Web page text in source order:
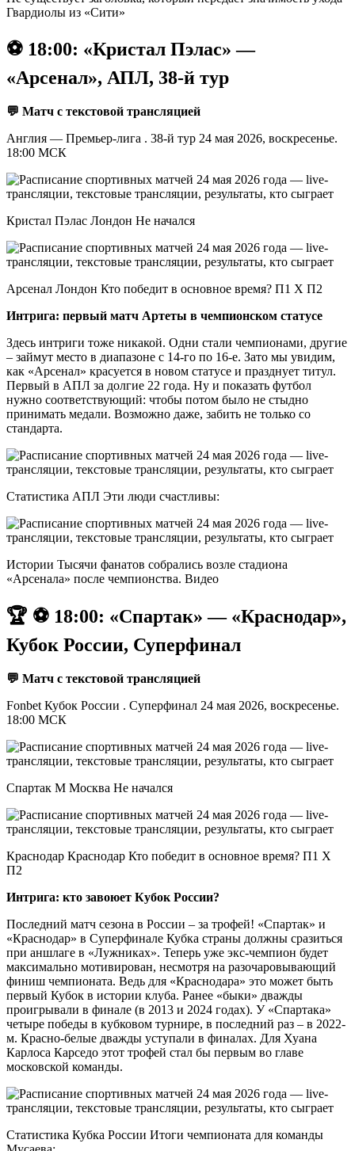
Гвардиолы из «Сити»
⚽️ 18:00: «Кристал Пэлас» —
«Арсенал», АПЛ, 38-й тур
💬 Матч с текстовой трансляцией
Англия — Премьер-лига . 38-й тур 24 мая 2026, воскресенье.
18:00 МСК
Кристал Пэлас Лондон Не начался
Арсенал Лондон Кто победит в основное время? П1 X П2
Интрига: первый матч Артеты в чемпионском статусе
Здесь интриги тоже никакой. Одни стали чемпионами, другие
– займут место в диапазоне с 14-го по 16-е. Зато мы увидим,
как «Арсенал» красуется в новом статусе и празднует титул.
Первый в АПЛ за долгие 22 года. Ну и показать футбол
нужно соответствующий: чтобы потом было не стыдно
принимать медали. Возможно даже, забить не только со
стандарта.
Статистика АПЛ Эти люди счастливы:
Истории Тысячи фанатов собрались возле стадиона
«Арсенала» после чемпионства. Видео
🏆 ⚽️ 18:00: «Спартак» — «Краснодар»,
Кубок России, Суперфинал
💬 Матч с текстовой трансляцией
Fonbet Кубок России . Суперфинал 24 мая 2026, воскресенье.
18:00 МСК
Спартак М Москва Не начался
Краснодар Краснодар Кто победит в основное время? П1 X
П2
Интрига: кто завоюет Кубок России?
Последний матч сезона в России – за трофей! «Спартак» и
«Краснодар» в Суперфинале Кубка страны должны сразиться
при аншлаге в «Лужниках». Теперь уже экс-чемпион будет
максимально мотивирован, несмотря на разочаровывающий
финиш чемпионата. Ведь для «Краснодара» это может быть
первый Кубок в истории клуба. Ранее «быки» дважды
проигрывали в финале (в 2013 и 2024 годах). У «Спартака»
четыре победы в кубковом турнире, в последний раз – в 2022-
м. Красно-белые дважды уступали в финалах. Для Хуана
Карлоса Карседо этот трофей стал бы первым во главе
московской команды.
Статистика Кубка России Итоги чемпионата для команды